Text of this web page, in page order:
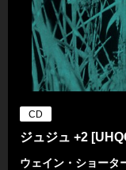
CD
ジュジュ +2
ウェイン・ショータ